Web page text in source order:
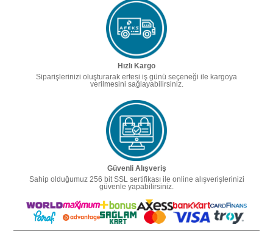
Hızlı Kargo
Siparişlerinizi oluşturarak ertesi iş günü seçeneği ile kargoya
verilmesini sağlayabilirsiniz.
Güvenli Alışveriş
Sahip olduğumuz 256 bit SSL sertifikası ile online alışverişlerinizi
güvenle yapabilirsiniz.